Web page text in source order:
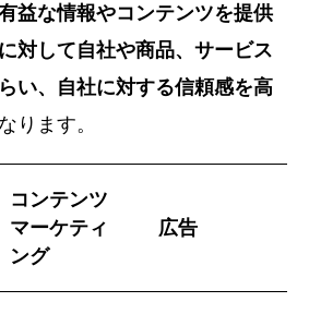
益な情報やコンテンツを提供
対して自社や商品、サービス
い、自社に対する信頼感を高
ります。
コンテンツ
マーケティ
ング
広告